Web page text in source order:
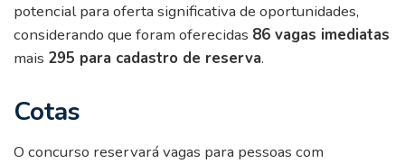
potencial para oferta significativa de oportunidades,
considerando que foram oferecidas 86 vagas imediatas
mais 295 para cadastro de reserva.
Cotas
O concurso reservará vagas para pessoas com